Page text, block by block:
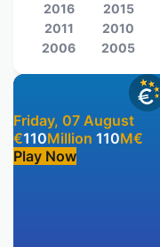
Friday, 07 August
€110Million 110M€
Play Now
2016
2015
2011
2010
2006
2005